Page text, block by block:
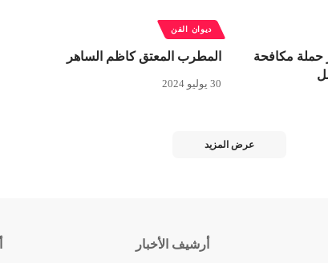
حملة مكافحة
ديوان الفن
المطرب المعتق كاظم الساهر
30 يوليو 2024
عرض المزيد
أرشيف الأخبار